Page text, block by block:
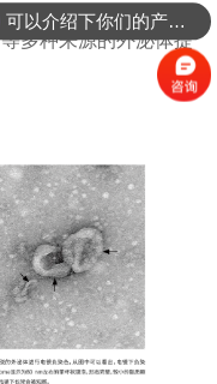
多种来源的外泌体提
可以介绍下你们的产品么？